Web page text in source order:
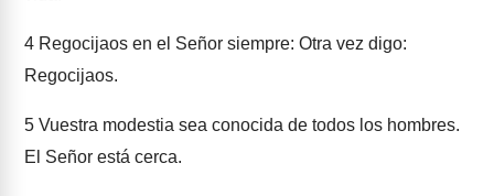
4 Regocijaos en el Señor siempre: Otra vez digo:
Regocijaos.
5 Vuestra modestia sea conocida de todos los hombres.
El Señor está cerca.